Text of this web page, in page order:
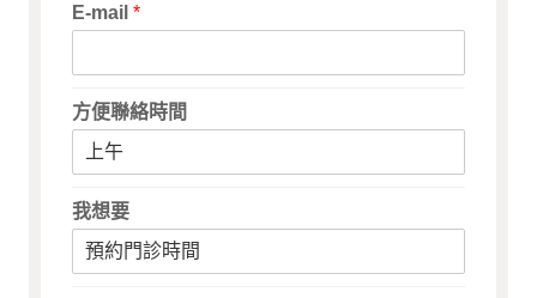
E-mail*
方便聯絡時間
我想要